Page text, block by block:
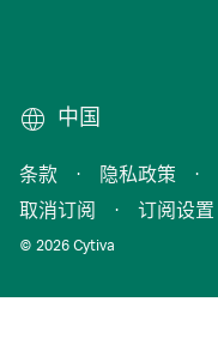
中国
© 2026 Cytiva
条款 · 隐私政策 ·
取消订阅
· 订阅设置